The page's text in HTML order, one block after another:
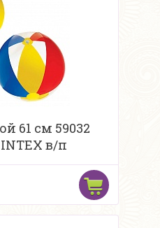
61 см 59032
в/п